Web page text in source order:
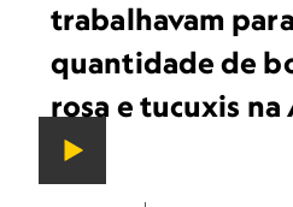
trabalhavam
quantidade de
rosa e tucuxis na